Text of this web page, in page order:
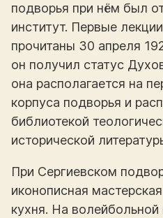
подворья при нём был
институт. Первые
прочитаны 30 апреля
он получил статус
она располагается на
корпуса подворья и
библиотекой
исторической
При Сергиевском
иконописная
кухня. На